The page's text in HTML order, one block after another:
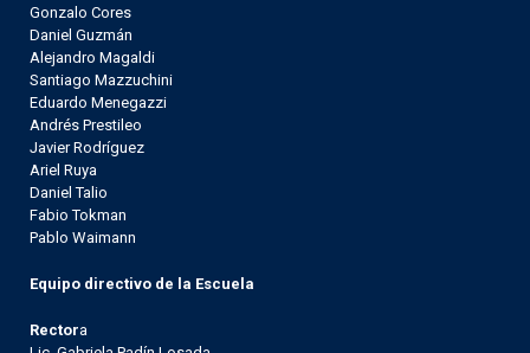
Gonzalo Cores
Daniel Guzmán
Alejandro Magaldi
Santiago Mazzuchini
Eduardo Menegazzi
Andrés Prestileo
Javier Rodríguez
Ariel Ruya
Daniel Talio
Fabio Tokman
Pablo Waimann
Equipo directivo de la Escuela
Rectora